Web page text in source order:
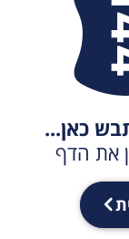
כאן...
את הדף